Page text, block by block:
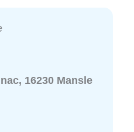
16230 Mansle